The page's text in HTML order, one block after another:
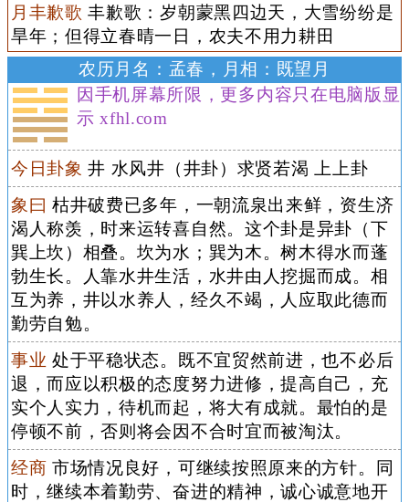
月丰歉歌 丰歉歌：岁朝蒙黑四边天，大雪纷纷是
旱年；但得立春晴一日，农夫不用力耕田
农历月名：孟春，月相：既望月
因手机屏幕所限，更多内容只在电脑版显
示 xfhl.com
今日卦象 井 水风井（井卦）求贤若渴 上上卦
象曰 枯井破费已多年，一朝流泉出来鲜，资生济
渴人称羡，时来运转喜自然。这个卦是异卦（下
巽上坎）相叠。坎为水；巽为木。树木得水而蓬
勃生长。人靠水井生活，水井由人挖掘而成。相
互为养，井以水养人，经久不竭，人应取此德而
勤劳自勉。
事业 处于平稳状态。既不宜贸然前进，也不必后
退，而应以积极的态度努力进修，提高自己，充
实个人实力，待机而起，将大有成就。最怕的是
停顿不前，否则将会因不合时宜而被淘汰。
经商 市场情况良好，可继续按照原来的方针。同
时，继续本着勤劳、奋进的精神，诚心诚意地开